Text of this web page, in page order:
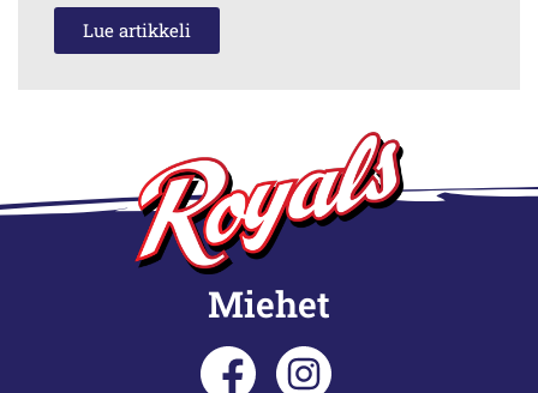
Lue artikkeli
Miehet